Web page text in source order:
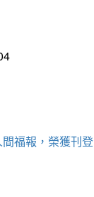
福報，榮獲刊登